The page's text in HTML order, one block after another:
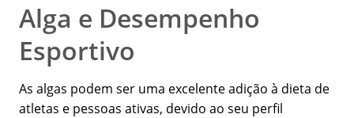
Alga e Desempenho
Esportivo
As algas podem ser uma excelente adição à dieta de
atletas e pessoas ativas, devido ao seu perfil